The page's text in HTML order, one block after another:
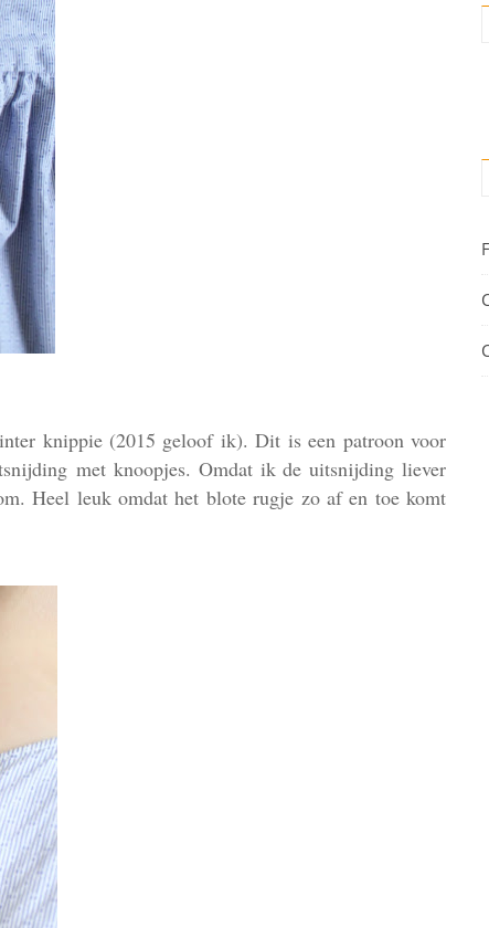
knippie (2015 geloof ik). Dit is een patroon voor
met knoopjes. Omdat ik de uitsnijding liever
Heel leuk omdat het blote rugje zo af en toe komt